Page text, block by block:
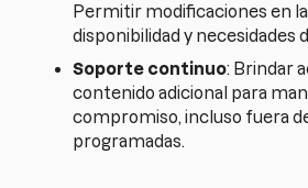
Permitir modificaciones en
disponibilidad y necesidades
Soporte continuo: Brindar
contenido adicional para
compromiso, incluso fuera
programadas.